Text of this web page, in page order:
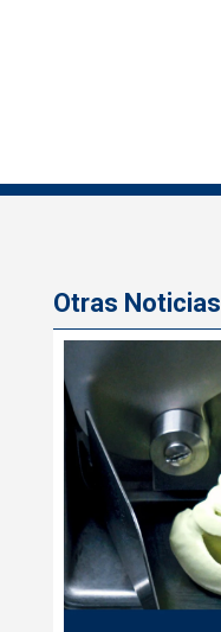
Otras Noticias